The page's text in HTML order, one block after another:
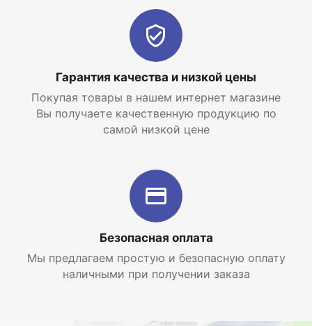
Гарантия качества и низкой цены
Покупая товары в нашем интернет магазине
Вы получаете качественную продукцию по
самой низкой цене
Безопасная оплата
Мы предлагаем простую и безопасную оплату
наличными при получении заказа